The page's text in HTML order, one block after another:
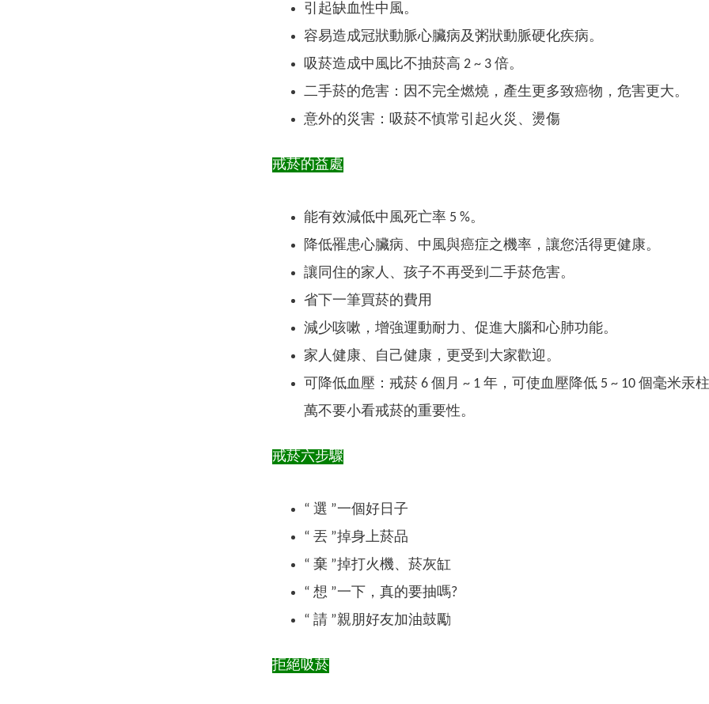
引起缺血性中風。
容易造成冠狀動脈心臟病及粥狀動脈硬化疾病。
吸菸造成中風比不抽菸高 2 ~ 3 倍。
二手菸的危害：因不完全燃燒，產生更多致癌物，危害更大。
意外的災害：吸菸不慎常引起火災、燙傷
戒菸的益處
能有效減低中風死亡率 5 %。
降低罹患心臟病、中風與癌症之機率，讓您活得更健康。
讓同住的家人、孩子不再受到二手菸危害。
省下一筆買菸的費用
減少咳嗽，增強運動耐力、促進大腦和心肺功能。
家人健康、自己健康，更受到大家歡迎。
可降低血壓：戒菸 6 個月 ~ 1 年，可使血壓降低 5 ~ 10 個毫米
萬不要小看戒菸的重要性。
戒菸六步驟
“ 選 ”一個好日子
“ 丟 ”掉身上菸品
“ 棄 ”掉打火機、菸灰缸
“ 想 ”一下，真的要抽嗎?
“ 請 ”親朋好友加油鼓勵
拒絕吸菸